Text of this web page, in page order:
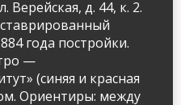
Верейская, д. 44, к. 2.
года постройки.
—
(синяя и красная
Ориентиры: между